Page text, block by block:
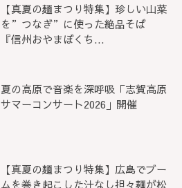
【真夏の麺まつり特集】珍しい山菜
を”つなぎ”に使った絶品そば
『信州おやまぼくち...
夏の高原で音楽を深呼吸「志賀高原
サマーコンサート2026」開催
【真夏の麺まつり特集】広島でブー
ムを巻き起こした汁なし担々麺が松